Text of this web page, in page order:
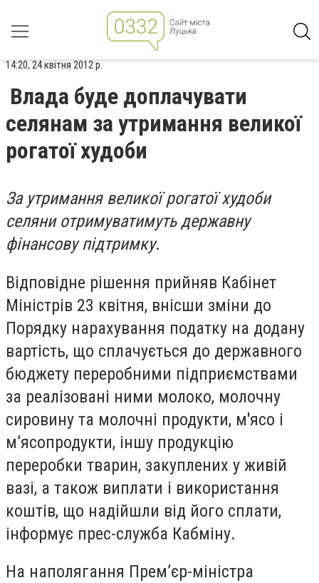
14:20, 24 квітня 2012 р.
Влада буде доплачувати
селянам за утримання великої
рогатої худоби
За утримання великої рогатої худоби
селяни отримуватимуть державну
фінансову підтримку.
Відповідне рішення прийняв Кабінет
Міністрів 23 квітня, внісши зміни до
Порядку нарахування податку на додану
вартість, що сплачується до державного
бюджету переробними підприємствами
за реалізовані ними молоко, молочну
сировину та молочні продукти, м'ясо і
м’ясопродукти, іншу продукцію
переробки тварин, закуплених у живій
вазі, а також виплати і використання
коштів, що надійшли від його сплати,
інформує прес-служба Кабміну.
На наполягання Прем’єр-міністра